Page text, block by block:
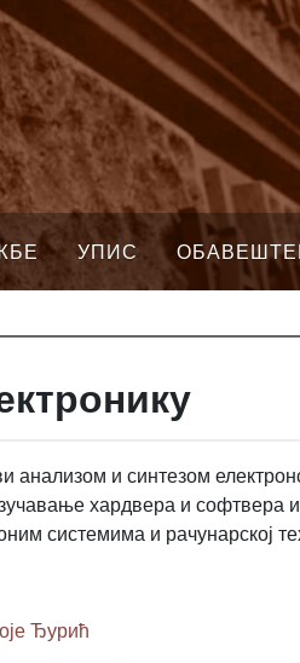
УПИС
анализом и синтезом
хардвера и софтвера
системима и рачунарској
Ђурић